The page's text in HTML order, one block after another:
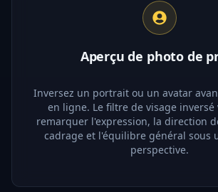
Aperçu de photo de
Inversez un portrait ou un avatar
en ligne. Le filtre de visage inversé
remarquer l'expression, la direction
cadrage et l'équilibre général sous
perspective.